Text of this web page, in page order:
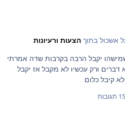
אשכול בתוך הצעות ורעיונות
יקבל הרבה בקרבות שדה אמרתי
ורק עכשיו לא מקבל אז יקבל
קיבל כלום